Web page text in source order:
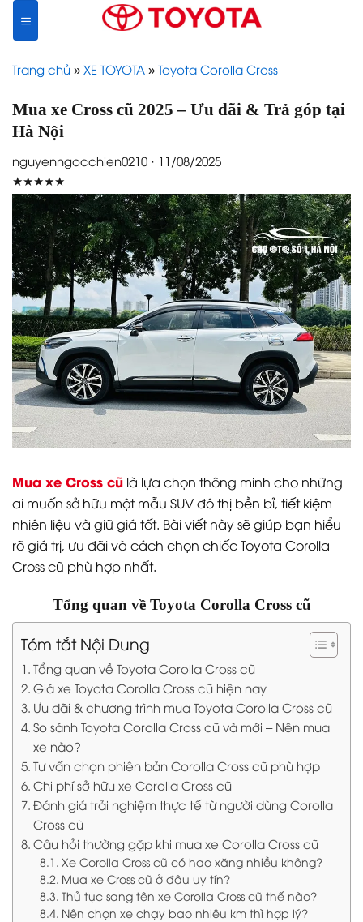
content
Trang chủ » XE TOYOTA » Toyota Corolla Cross
Mua xe Cross cũ 2025 – Ưu đãi & Trả góp tại
Hà Nội
nguyenngocchien0210 · 11/08/2025
★★★★★
Mua xe Cross cũ là lựa chọn thông minh cho những
ai muốn sở hữu một mẫu SUV đô thị bền bỉ, tiết kiệm
nhiên liệu và giữ giá tốt. Bài viết này sẽ giúp bạn hiểu
rõ giá trị, ưu đãi và cách chọn chiếc Toyota Corolla
Cross cũ phù hợp nhất.
Tổng quan về Toyota Corolla Cross cũ
Tóm tắt Nội Dung
Tổng quan về Toyota Corolla Cross cũ
Giá xe Toyota Corolla Cross cũ hiện nay
Ưu đãi & chương trình mua Toyota Corolla Cross cũ
So sánh Toyota Corolla Cross cũ và mới – Nên mua
xe nào?
Tư vấn chọn phiên bản Corolla Cross cũ phù hợp
Chi phí sở hữu xe Corolla Cross cũ
Đánh giá trải nghiệm thực tế từ người dùng Corolla
Cross cũ
Câu hỏi thường gặp khi mua xe Corolla Cross cũ
Xe Corolla Cross cũ có hao xăng nhiều không?
Mua xe Cross cũ ở đâu uy tín?
Thủ tục sang tên xe Corolla Cross cũ thế nào?
Nên chọn xe chạy bao nhiêu km thì hợp lý?